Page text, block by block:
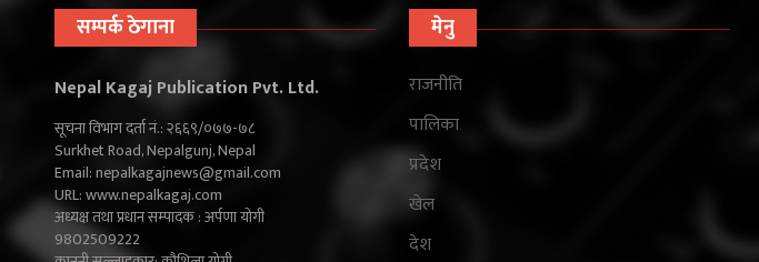
सम्पर्क ठेगाना
Nepal Kagaj Publication Pvt. Ltd.
सूचना विभाग दर्ता नं.: २६६९/०७७-७८
Surkhet Road, Nepalgunj, Nepal
Email:nepalkagajnews@gmail.com
URL: www.nepalkagaj.com
अध्यक्ष तथा प्रधान सम्पादक : अर्पणा योगी
9802509222
मेनु
राजनीति
पालिका
प्रदेश
खेल
देश